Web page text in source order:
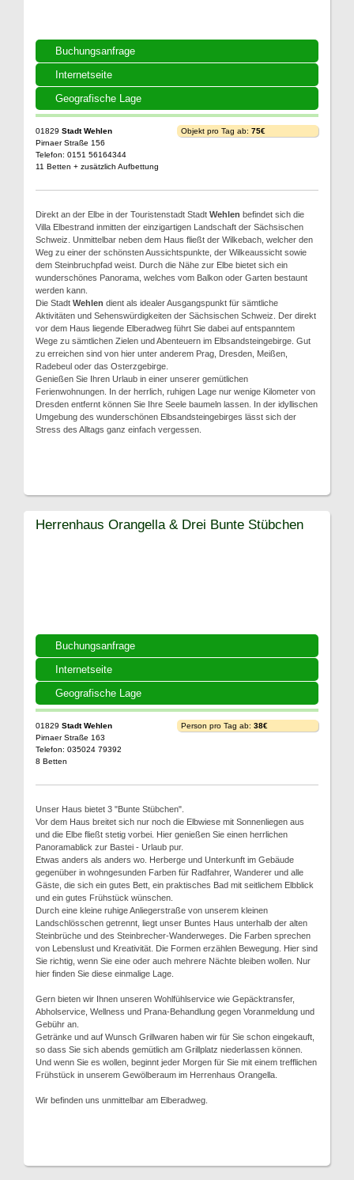
Buchungsanfrage
Internetseite
Geografische Lage
01829 Stadt Wehlen
Pirnaer Straße 156
Telefon: 0151 56164344
11 Betten + zusätzlich Aufbettung
Objekt pro Tag ab: 75€
Direkt an der Elbe in der Touristenstadt Stadt Wehlen befindet sich die
Villa Elbestrand inmitten der einzigartigen Landschaft der Sächsischen
Schweiz. Unmittelbar neben dem Haus fließt der Wilkebach, welcher den
Weg zu einer der schönsten Aussichtspunkte, der Wilkeaussicht sowie
dem Steinbruchpfad weist. Durch die Nähe zur Elbe bietet sich ein
wunderschönes Panorama, welches vom Balkon oder Garten bestaunt
werden kann.
Die Stadt Wehlen dient als idealer Ausgangspunkt für sämtliche
Aktivitäten und Sehenswürdigkeiten der Sächsischen Schweiz. Der direkt
vor dem Haus liegende Elberadweg führt Sie dabei auf entspanntem
Wege zu sämtlichen Zielen und Abenteuern im Elbsandsteingebirge. Gut
zu erreichen sind von hier unter anderem Prag, Dresden, Meißen,
Radebeul oder das Osterzgebirge.
Genießen Sie Ihren Urlaub in einer unserer gemütlichen
Ferienwohnungen. In der herrlich, ruhigen Lage nur wenige Kilometer von
Dresden entfernt können Sie Ihre Seele baumeln lassen. In der idyllischen
Umgebung des wunderschönen Elbsandsteingebirges lässt sich der
Stress des Alltags ganz einfach vergessen.
Buchungsanfrage
Internetseite
Geografische Lage
Herrenhaus Orangella & Drei Bunte Stübchen
01829 Stadt Wehlen
Pirnaer Straße 163
Telefon: 035024 79392
8 Betten
Person pro Tag ab: 38€
Unser Haus bietet 3 "Bunte Stübchen".
Vor dem Haus breitet sich nur noch die Elbwiese mit Sonnenliegen aus
und die Elbe fließt stetig vorbei. Hier genießen Sie einen herrlichen
Panoramablick zur Bastei - Urlaub pur.
Etwas anders als anders wo. Herberge und Unterkunft im Gebäude
gegenüber in wohngesunden Farben für Radfahrer, Wanderer und alle
Gäste, die sich ein gutes Bett, ein praktisches Bad mit seitlichem Elbblick
und ein gutes Frühstück wünschen.
Durch eine kleine ruhige Anliegerstraße von unserem kleinen
Landschlösschen getrennt, liegt unser Buntes Haus unterhalb der alten
Steinbrüche und des Steinbrecher-Wanderweges. Die Farben sprechen
von Lebenslust und Kreativität. Die Formen erzählen Bewegung. Hier sind
Sie richtig, wenn Sie eine oder auch mehrere Nächte bleiben wollen. Nur
hier finden Sie diese einmalige Lage.
Gern bieten wir Ihnen unseren Wohlfühlservice wie Gepäcktransfer,
Abholservice, Wellness und Prana-Behandlung gegen Voranmeldung und
Gebühr an.
Getränke und auf Wunsch Grillwaren haben wir für Sie schon eingekauft,
so dass Sie sich abends gemütlich am Grillplatz niederlassen können.
Und wenn Sie es wollen, beginnt jeder Morgen für Sie mit einem trefflichen
Frühstück in unserem Gewölberaum im Herrenhaus Orangella.
Wir befinden uns unmittelbar am Elberadweg.